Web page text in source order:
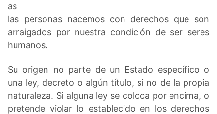
as
las personas nacemos con derechos que son
arraigados por nuestra condición de ser seres
humanos.
Su origen no parte de un Estado específico o
una ley, decreto o algún título, si no de la propia
naturaleza. Si alguna ley se coloca por encima, o
pretende violar lo establecido en los derechos